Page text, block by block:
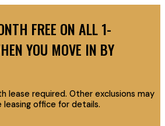
FREE ON ALL 1-
YOU MOVE IN BY
lease required. Other exclusions may
office for details.